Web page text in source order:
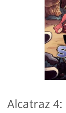
Alcatraz